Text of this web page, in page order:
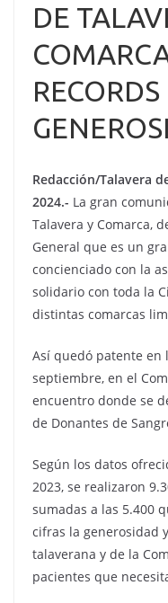
DE
RECORDS
Redacción/Talavera
2024.- La gran
Talavera y Comarca,
General que es un
concienciado con la
solidario con toda la
distintas comarcas
Así quedó patente en
septiembre, en el
encuentro donde se
de Donantes de
Según los datos
2023, se realizaron
sumadas a las 5.400
cifras la generosidad
talaverana y de la
pacientes que